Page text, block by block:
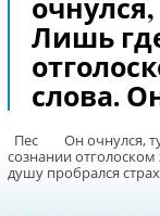
Лишь
слова.
Пес Он очнулся,
сознании
душу пробрался